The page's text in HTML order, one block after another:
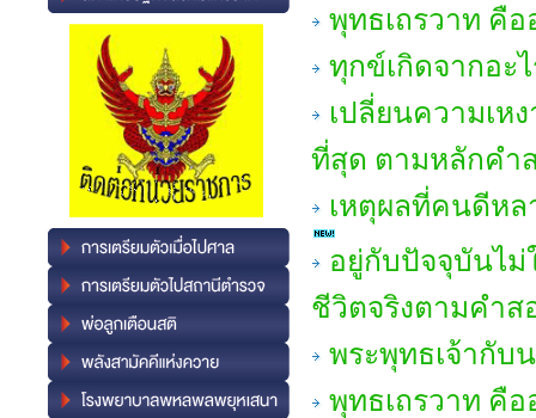
พุทธเถรวาท คือ
ทุกข์เกิดจากอะ
เปลี่ยนความเห
ที่สุด ตามหลักคำ
เหตุผลที่คนดีห
อยู่กับปัจจุบันไ
ชีวิตจริงตามคำส
พระพุทธเจ้ากับ
พุทธเถรวาท คือ